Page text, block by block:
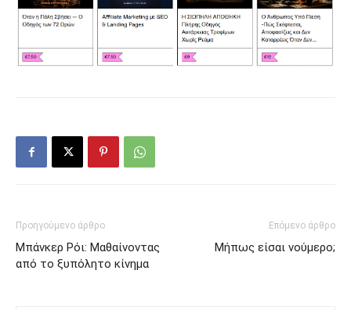
Προηγούμενο άρθρο
Μπάνκερ Ρόι: Μαθαίνοντας
από το ξυπόλητο κίνημα
Επόμενο άρθρο
Μήπως είσαι νούμερο;